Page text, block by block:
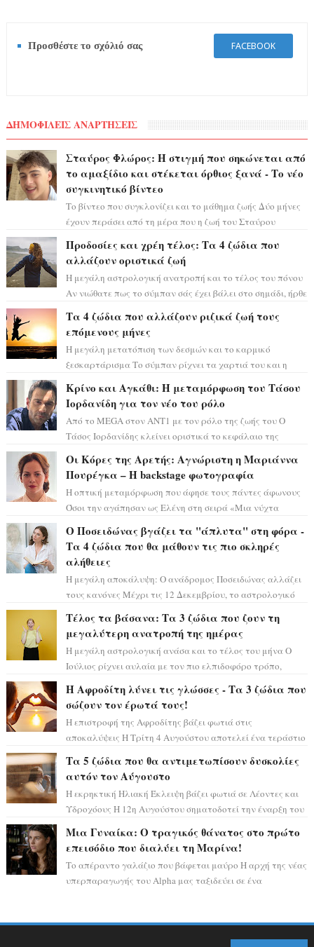
Προσθέστε το σχόλιό σας FACEBOOK
ΔΗΜΟΦΙΛΕΙΣ ΑΝΑΡΤΗΣΕΙΣ
Σταύρος Φλώρος: Η στιγμή που σηκώνεται από
το αμαξίδιο και στέκεται όρθιος ξανά - Το νέο
συγκινητικό βίντεο
Το βίντεο που συγκλονίζει και το μάθημα ζωής Δύο μήνες
έχουν περάσει από τη μέρα που η ζωή του Σταύρου
Προδοσίες και χρέη τέλος: Τα 4 ζώδια που
αλλάζουν οριστικά ζωή
Η μεγάλη αστρολογική ανατροπή και το τέλος του πόνου
Αν νιώθατε πως το σύμπαν σάς έχει βάλει στο σημάδι, ήρθε
Τα 4 ζώδια που αλλάζουν ριζικά ζωή τους
επόμενους μήνες
Η μεγάλη μετατόπιση των δεσμών και το καρμικό
ξεσκαρτάρισμα Το σύμπαν ρίχνει τα χαρτιά του και η
Κρίνο και Αγκάθι: Η μεταμόρφωση του Τάσου
Ιορδανίδη για τον νέο του ρόλο
Από το MEGA στον ΑΝΤ1 με τον ρόλο της ζωής του Ο
Τάσος Ιορδανίδης κλείνει οριστικά το κεφάλαιο της
Οι Κόρες της Αρετής: Αγνώριστη η Μαριάννα
Πουρέγκα – H backstage φωτογραφία
Η οπτική μεταμόρφωση που άφησε τους πάντες άφωνους
Όσοι την αγάπησαν ως Ελένη στη σειρά «Μια νύχτα
Ο Ποσειδώνας βγάζει τα "άπλυτα" στη φόρα -
Τα 4 ζώδια που θα μάθουν τις πιο σκληρές
αλήθειες
Η μεγάλη αποκάλυψη: Ο ανάδρομος Ποσειδώνας αλλάζει
τους κανόνες Μέχρι τις 12 Δεκεμβρίου, το αστρολογικό
Τέλος τα βάσανα: Τα 3 ζώδια που ζουν τη
μεγαλύτερη ανατροπή της ημέρας
Η μεγάλη αστρολογική ανάσα και το τέλος του μήνα Ο
Ιούλιος ρίχνει αυλαία με τον πιο ελπιδοφόρο τρόπο,
Η Αφροδίτη λύνει τις γλώσσες - Τα 3 ζώδια που
σώζουν τον έρωτά τους!
Η επιστροφή της Αφροδίτης βάζει φωτιά στις
αποκαλύψεις Η Τρίτη 4 Αυγούστου αποτελεί ένα τεράστιο
Τα 5 ζώδια που θα αντιμετωπίσουν δυσκολίες
αυτόν τον Αύγουστο
Η εκρηκτική Ηλιακή Έκλειψη βάζει φωτιά σε Λέοντες και
Υδροχόους Η 12η Αυγούστου σηματοδοτεί την έναρξη του
Μια Γυναίκα: Ο τραγικός θάνατος στο πρώτο
επεισόδιο που διαλύει τη Μαρίνα!
Το απέραντο γαλάζιο που βάφεται μαύρο Η αρχή της νέας
υπερπαραγωγής του Alpha μας ταξιδεύει σε ένα